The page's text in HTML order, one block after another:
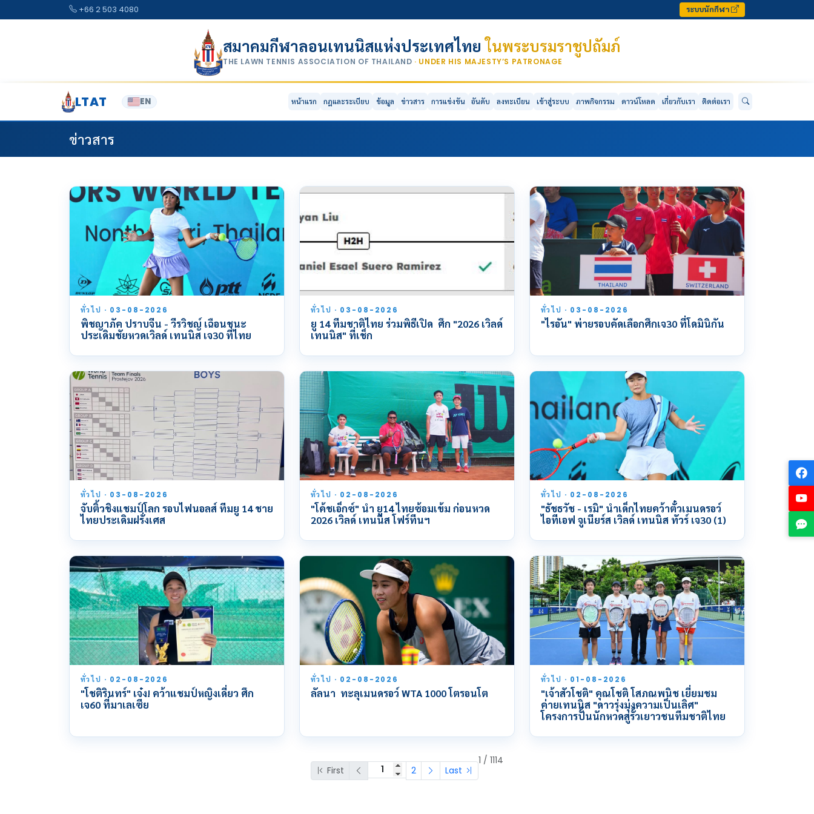
+66 2 503 4080 ระบบนักกีฬา
สมาคมกีฬาลอนเทนนิสแห่งประเทศไทยในพระบรมราชูปถัมภ์
THE LAWN TENNIS ASSOCIATION OF THAILAND · UNDER HIS MAJESTY’S PATRONAGE
LTAT EN หน้าแรก กฎและระเบียบ ข้อมูล ข่าวสาร การแข่งขัน อันดับ ลงทะเบียน เข้าสู่ระบบ ภาพกิจกรรม ดาวน์โหลด เกี่ยวกับเรา ติดต่อเรา
ข่าวสาร
ทั่วไป · 03-08-2026
พิชญาภัค ปราบจีน - วีรวิชญ์ เฉือนชนะ
ประเดิมชัยหวดเวิลด์ เทนนิส เจ30 ที่ไทย
ทั่วไป · 03-08-2026
ยู 14 ทีมชาติไทย ร่วมพิธีเปิด ศึก "2026 เวิลด์
เทนนิส" ที่เช็ก
ทั่วไป · 03-08-2026
"ไรอัน" พ่ายรอบคัดเลือกศึกเจ30 ที่โดมินิกัน
ทั่วไป · 03-08-2026
จับติ้วชิงแชมป์โลก รอบไฟนอลส์ ทีมยู 14 ชาย
ไทยประเดิมฝรั่งเศส
ทั่วไป · 02-08-2026
"โค้ชเอ็กซ์" นำ ยู14 ไทยซ้อมเข้ม ก่อนหวด
2026 เวิลด์ เทนนิส โฟร์ทีนฯ
ทั่วไป · 02-08-2026
"ธัชธวัช - เรมิ" นำเด็กไทยคว้าตั๋วเมนดรอว์
ไอทีเอฟ จูเนียร์ส เวิลด์ เทนนิส ทัวร์ เจ30 (1)
ทั่วไป · 02-08-2026
"โชติรินทร์" เจ๋ง! คว้าแชมป์หญิงเดี่ยว ศึก
เจ60 ที่มาเลเซีย
ทั่วไป · 02-08-2026
ลัลนา ทะลุเมนดรอว์ WTA 1000 โตรอนโต
ทั่วไป · 01-08-2026
"เจ้าสัวโชติ" คุณโชติ โสภณพนิช เยี่ยมชม
ค่ายเทนนิส "ดาวรุ่งมุ่งความเป็นเลิศ"
โครงการปั้นนักหวดสู่รั้วเยาวชนทีมชาติไทย
First 2 Last
1 / 1114